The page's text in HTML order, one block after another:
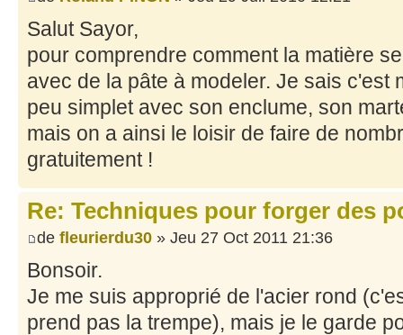
Salut Sayor,
pour comprendre comment la matière
avec de la pâte à modeler. Je sais c'est
peu simplet avec son enclume, son
mais on a ainsi le loisir de faire de
gratuitement !
Re: Techniques pour forger des
de fleurierdu30 » Jeu 27 Oct 2011 21:36
Bonsoir.
Je me suis approprié de l'acier rond
prend pas la trempe), mais je le garde